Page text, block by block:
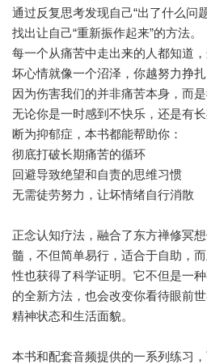
通过反复思考发现自己“出了什么问题
找出让自己“重新振作起来”的方法。
每一个从痛苦中走出来的人都知道，
坏心情就像一个沼泽，你越努力挣扎
因为伤害我们的并非痛苦本身，而是
无论你是一时感到不快乐，还是有
断为抑郁症，本书都能帮助你：
彻底打破长期痛苦的循环
回避导致绝望和自责的思维习惯
无需徒劳努力，让坏情绪自行消散
正念认知疗法，融合了东方禅修冥
髓，不但简单易行，适合于自助，
性也获得了科学证明。它不但是一
的全新方法，也会改变你看待眼前
精神状态和生活面貌。
本书和配套音频提供的一系列练习